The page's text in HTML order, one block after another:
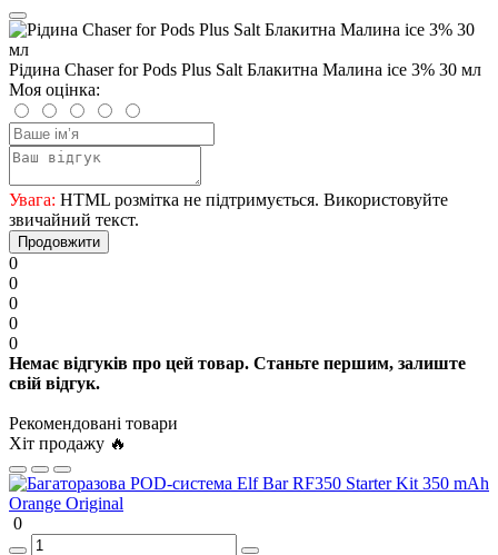
Рідина Chaser for Pods Plus Salt Блакитна Малина ice 3% 30 мл
Моя оцінка:
Увага: HTML розмітка не підтримується. Використовуйте
звичайний текст.
Продовжити
0
0
0
0
0
Немає відгуків про цей товар. Станьте першим, залиште
свій відгук.
Рекомендовані товари
Хіт продажу 🔥
0